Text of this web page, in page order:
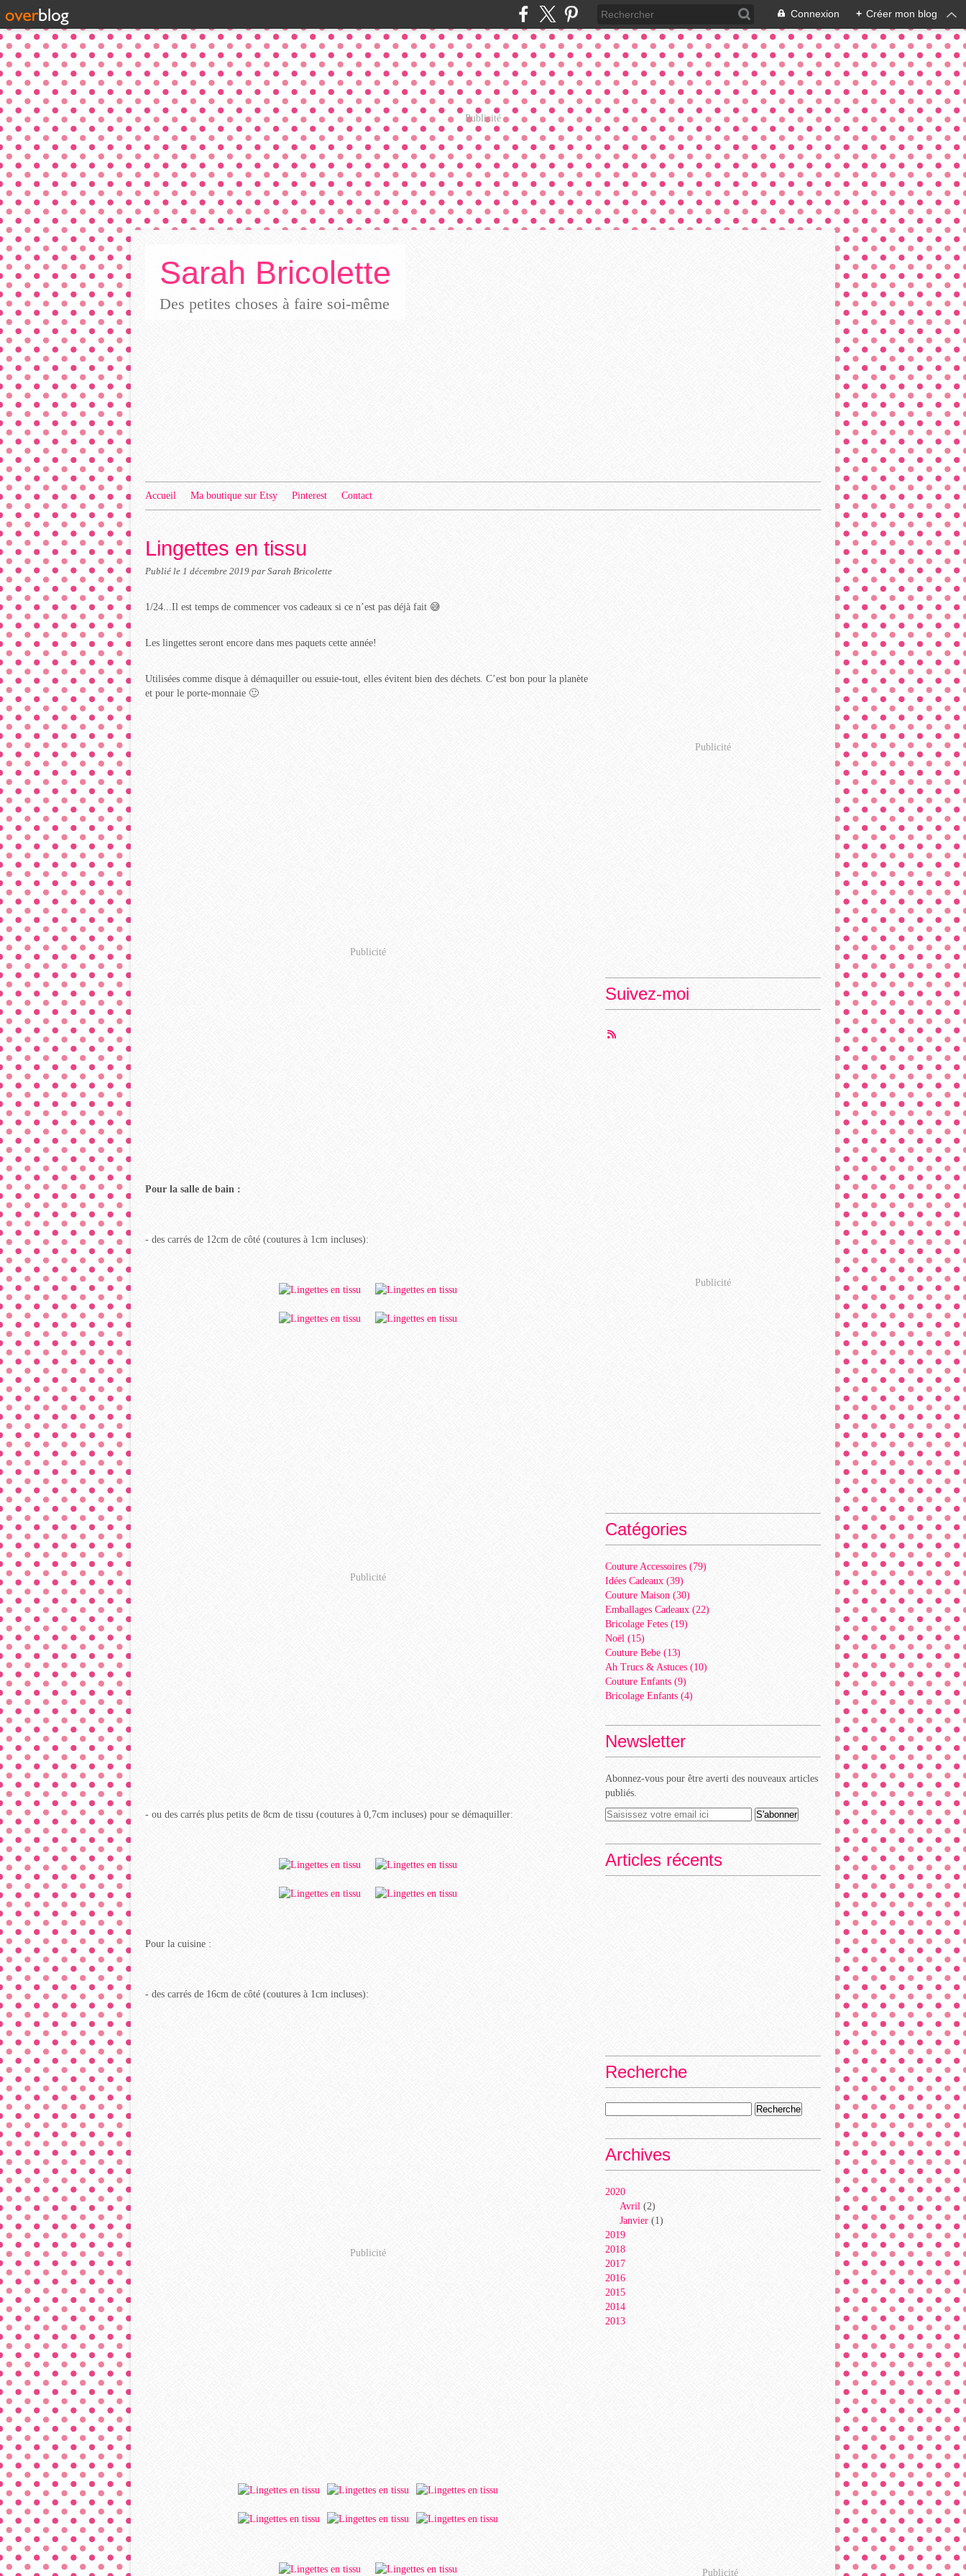
Connexion + Créer mon blog
Publicité
Sarah Bricolette
Des petites choses à faire soi-même
Accueil Ma boutique sur Etsy Pinterest Contact
Lingettes en tissu
Publié le 1 décembre 2019 par Sarah Bricolette
1/24...Il est temps de commencer vos cadeaux si ce n’est pas déjà fait 😅
Les lingettes seront encore dans mes paquets cette année!
Utilisées comme disque à démaquiller ou essuie-tout, elles évitent bien des déchets. C’est bon pour la planète
et pour le porte-monnaie 🙂
Publicité
Pour la salle de bain :
- des carrés de 12cm de côté (coutures à 1cm incluses):
Publicité
- ou des carrés plus petits de 8cm de tissu (coutures à 0,7cm incluses) pour se démaquiller:
Pour la cuisine :
- des carrés de 16cm de côté (coutures à 1cm incluses):
Publicité
Publicité
Suivez-moi
Publicité
Catégories
Couture Accessoires (79)
Idées Cadeaux (39)
Couture Maison (30)
Emballages Cadeaux (22)
Bricolage Fetes (19)
Noël (15)
Couture Bebe (13)
Ah Trucs & Astuces (10)
Couture Enfants (9)
Bricolage Enfants (4)
Newsletter
Abonnez-vous pour être averti des nouveaux articles
publiés.
Articles récents
Recherche
Archives
2020
Avril (2)
Janvier (1)
2019
2018
2017
2016
2015
2014
2013
Publicité